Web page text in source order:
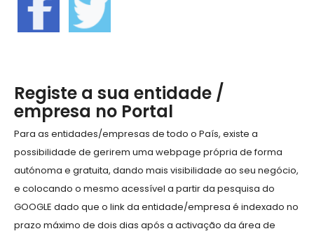
Registe a sua entidade /
empresa no Portal
Para as entidades/empresas de todo o País, existe a
possibilidade de gerirem uma webpage própria de forma
autónoma e gratuita, dando mais visibilidade ao seu negócio,
e colocando o mesmo acessível a partir da pesquisa do
GOOGLE dado que o link da entidade/empresa é indexado no
prazo máximo de dois dias após a activação da área de